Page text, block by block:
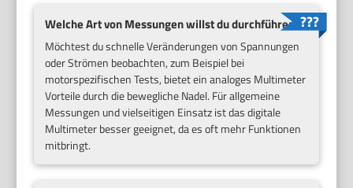
Welche Art von Messungen willst du durchführen?
Möchtest du schnelle Veränderungen von Spannungen
oder Strömen beobachten, zum Beispiel bei
motorspezifischen Tests, bietet ein analoges Multimeter
Vorteile durch die bewegliche Nadel. Für allgemeine
Messungen und vielseitigen Einsatz ist das digitale
Multimeter besser geeignet, da es oft mehr Funktionen
mitbringt.